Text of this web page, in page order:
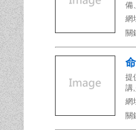
備
網
關
提
講
網
關